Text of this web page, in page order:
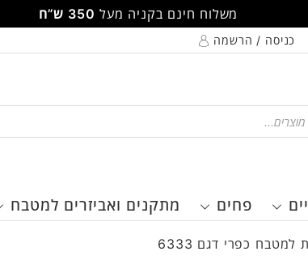
פחים מתקנים ואביזרים למטבח
כניסה / הרשמה
משלוח חינם בקניה מעל 350 ש”ח
למטבח כפרי דגם 6333